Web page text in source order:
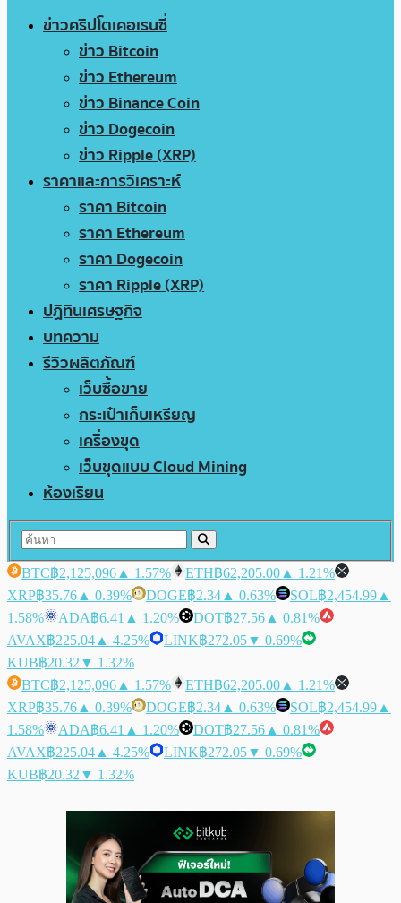
ข่าวคริปโตเคอเรนซี่
ข่าว Bitcoin
ข่าว Ethereum
ข่าว Binance Coin
ข่าว Dogecoin
ข่าว Ripple (XRP)
ราคาและการวิเคราะห์
ราคา Bitcoin
ราคา Ethereum
ราคา Dogecoin
ราคา Ripple (XRP)
ปฏิทินเศรษฐกิจ
บทความ
รีวิวผลิตภัณฑ์
เว็บซื้อขาย
กระเป๋าเก็บเหรียญ
เครื่องขุด
เว็บขุดแบบ Cloud Mining
ห้องเรียน
BTC฿2,125,096 ▲ 1.57% ETH฿62,205.00 ▲ 1.21%
XRP฿35.76 ▲ 0.39% DOGE฿2.34 ▲ 0.63% SOL฿2,454.99 ▲
1.58%
ADA฿6.41 ▲ 1.20% DOT฿27.56 ▲ 0.81%
AVAX฿225.04 ▲ 4.25% LINK฿272.05▼ 0.69%
KUB฿20.32 ▼ 1.32%
BTC฿2,125,096 ▲ 1.57% ETH฿62,205.00 ▲ 1.21%
XRP฿35.76 ▲ 0.39% DOGE฿2.34 ▲ 0.63% SOL฿2,454.99 ▲
1.58%
ADA฿6.41 ▲ 1.20% DOT฿27.56 ▲ 0.81%
AVAX฿225.04 ▲ 4.25% LINK฿272.05▼ 0.69%
KUB฿20.32 ▼ 1.32%